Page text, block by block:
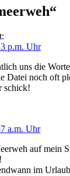
p.m. Uhr
uns die
Datei noch oft
schick!
a.m. Uhr
auf mein
im Urlaub